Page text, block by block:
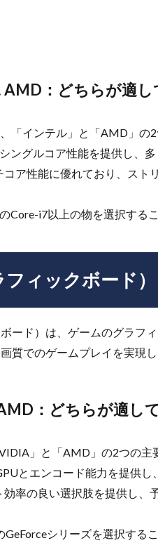
AMD：どちらが適し
「インテル」と「AMD」の2
ングルコア性能を提供し、多
ア性能に優れており、スト
Core-i7以上の物を選択する
ィックボード）
ード）は、ゲームのグラフ
質でのゲームプレイを実現
：どちらが適し
」と「AMD」の2つの主
とエンコード能力を提供し
率の良い選択肢を提供し、
シリーズを選択する